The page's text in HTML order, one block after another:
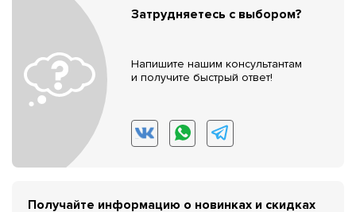
Затрудняетесь с выбором?
Напишите нашим консультантам
и получите быстрый ответ!
Получайте информацию о новинках и скидках